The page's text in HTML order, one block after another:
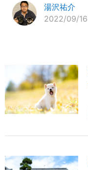
湯沢祐介
2022/09/16